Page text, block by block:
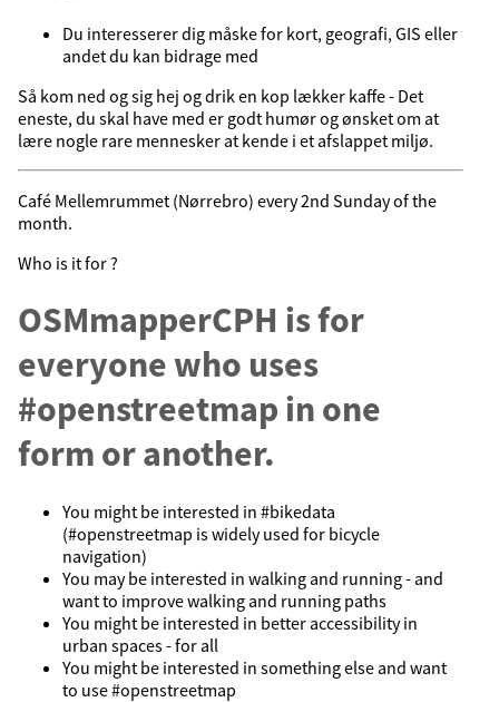
Du interesserer dig måske for kort, geografi, GIS eller
andet du kan bidrage med
Så kom ned og sig hej og drik en kop lækker kaffe - Det
eneste, du skal have med er godt humør og ønsket om at
lære nogle rare mennesker at kende i et afslappet miljø.
Café Mellemrummet (Nørrebro) every 2nd Sunday of the
month.
Who is it for ?
OSMmapperCPH is for
everyone who uses
#openstreetmap in one
form or another.
You might be interested in #bikedata
(#openstreetmap is widely used for bicycle
navigation)
You may be interested in walking and running - and
want to improve walking and running paths
You might be interested in better accessibility in
urban spaces - for all
You might be interested in something else and want
to use #openstreetmap